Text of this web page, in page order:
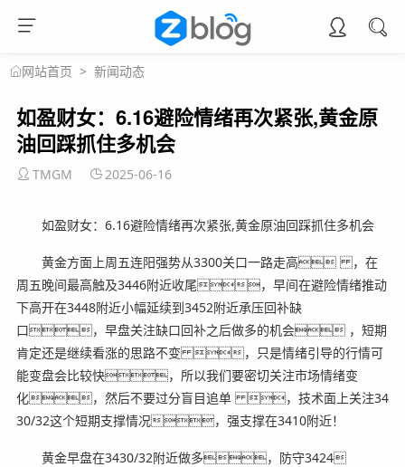
网站首页 > 新闻动态
如盈财女：6.16避险情绪再次紧张,黄金原
油回踩抓住多机会
TMGM 2025-06-16
如盈财女：6.16避险情绪再次紧张,黄金原油回踩抓住多机会
黄金方面上周五连阳强势从3300关口一路走高 ，在
周五晚间最高触及3446附近收尾，早间在避险情绪推动
下高开在3448附近小幅延续到3452附近承压回补缺
口，早盘关注缺口回补之后做多的机会 ，短期
肯定还是继续看涨的思路不变 ，只是情绪引导的行情可
能变盘会比较快，所以我们要密切关注市场情绪变
化，然后不要过分盲目追单 ，技术面上关注34
30/32这个短期支撑情况，强支撑在3410附近！
黄金早盘在3430/32附近做多，防守3424